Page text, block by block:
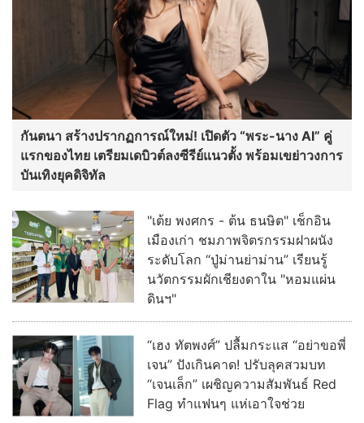
กันตนา สร้างปรากฏการณ์ใหม่! เปิดตัว “พระ-นาง AI” คู่
แรกของไทย เตรียมเดบิวต์ลงซีรีย์แนวตั้ง พร้อมเขย่าวงการ
บันเทิงยุคดิจิทัล
"เต้ย พงศกร - ต้น ธนษิต" เช็กอิน
เมืองเก่า ชมภาพจิตรกรรมฝาผนัง
ระดับโลก “ปู่ม่านย่าม่าน” เรียนรู้
นวัตกรรมผักเชียงดาใน "หอมแผ่น
ดินฯ"
“เฮง ทัตพงศ์” ปลื้มกระแส “อย่าขอพี่
เจน” ปังเกินคาด! ปรับลุคสวมบท
“เจนเล็ก” เผชิญความสัมพันธ์ Red
Flag ทำแฟนๆ แห่เอาใจช่วย